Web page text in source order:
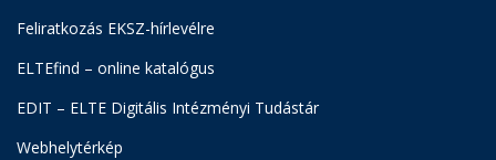
Feliratkozás EKSZ-hírlevélre
ELTEfind – online katalógus
EDIT – ELTE Digitális Intézményi Tudástár
Webhelytérkép